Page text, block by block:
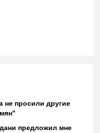
просили другие
предложил мне